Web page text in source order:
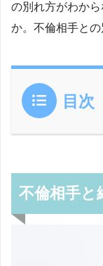
の別れ方がわか
か。不倫相手との
目次
不倫相手と